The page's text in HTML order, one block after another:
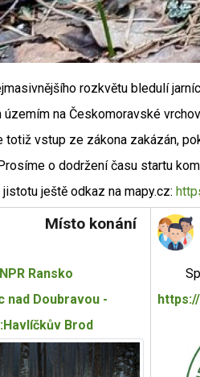
rozkvětu bledulí
územím na Českomoravské
totiž vstup ze zákona zakázán,
o dodržení času startu
ještě odkaz na mapy.cz:
Místo konání
NPR Ransko
nad Doubravou -
Brod